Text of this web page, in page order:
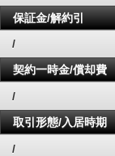
保証金/解約引
/
契約一時金/償却費
/
取引形態/入居時期
/